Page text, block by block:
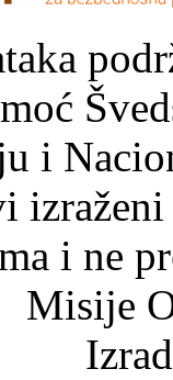
i
i ne
Misije